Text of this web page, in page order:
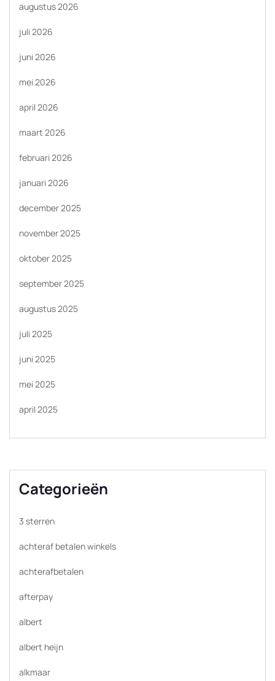
augustus 2026
juli 2026
juni 2026
mei 2026
april 2026
maart 2026
februari 2026
januari 2026
december 2025
november 2025
oktober 2025
september 2025
augustus 2025
juli 2025
juni 2025
mei 2025
april 2025
Categorieën
3 sterren
achteraf betalen winkels
achterafbetalen
afterpay
albert
albert heijn
alkmaar